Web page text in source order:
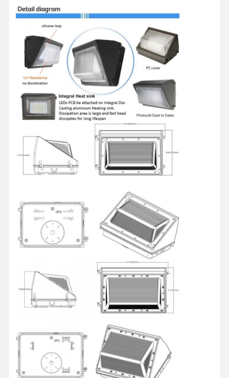
Chatta Ora
Tri luce della prova di IP65 LED
Luce a batten a LED
Luce di soffitto a LED
Luce lineare della baia del LED alta
Luce della baia del UFO del LED alta
Luce di inondazione a LED
Luce a strisce lineare a LED
Luce del pannello a LED
Luce stradale a LED
luce principale del pacchetto della parete
luce LED per celle frigorifere
Luce per negozi a LED